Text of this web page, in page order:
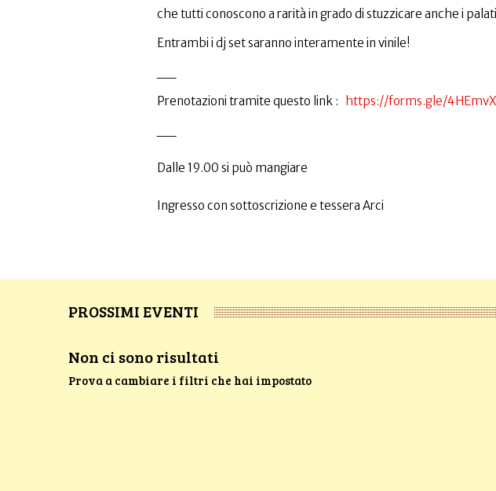
che tutti conoscono a rarità in grado di stuzzicare anche i
Entrambi i dj set saranno interamente in vinile!
Prenotazioni tramite questo link :
https://forms.gle/
Dalle 19.00 si può mangiare
Ingresso con sottoscrizione e tessera Arci
PROSSIMI EVENTI
Non ci sono risultati
Prova a cambiare i filtri che hai impostato